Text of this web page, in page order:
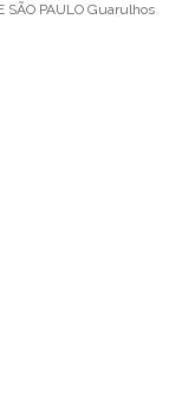
SÃO PAULO Guarulhos